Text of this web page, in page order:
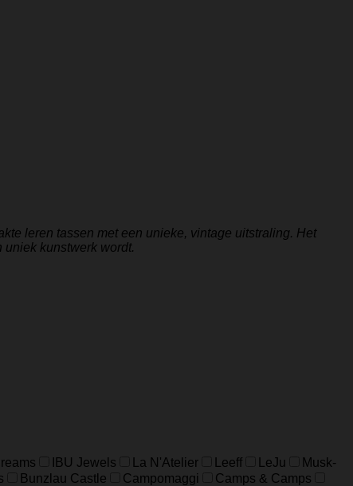
leren tassen met een unieke, vintage uitstraling. Het
kunstwerk wordt.
IBU Jewels La N'Atelier Leeff LeJu
Musk-
Bunzlau Castle Campomaggi
Camps & Camps